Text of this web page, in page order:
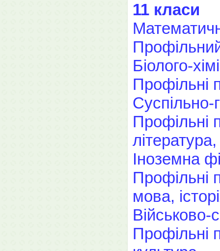
11 класи
Біолого-
Профільні
Суспільно-
Профільні
література,
Іноземна
Профільні
мова,
Військово-
Профільні